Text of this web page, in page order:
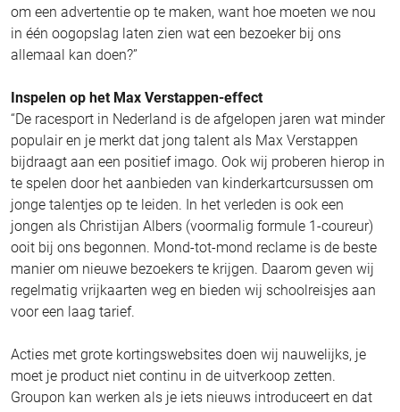
om een advertentie op te maken, want hoe moeten we nou
in één oogopslag laten zien wat een bezoeker bij ons
allemaal kan doen?”
Inspelen op het Max Verstappen-effect
“De racesport in Nederland is de afgelopen jaren wat minder
populair en je merkt dat jong talent als Max Verstappen
bijdraagt aan een positief imago. Ook wij proberen hierop in
te spelen door het aanbieden van kinderkartcursussen om
jonge talentjes op te leiden. In het verleden is ook een
jongen als Christijan Albers (voormalig formule 1-coureur)
ooit bij ons begonnen. Mond-tot-mond reclame is de beste
manier om nieuwe bezoekers te krijgen. Daarom geven wij
regelmatig vrijkaarten weg en bieden wij schoolreisjes aan
voor een laag tarief.
Acties met grote kortingswebsites doen wij nauwelijks, je
moet je product niet continu in de uitverkoop zetten.
Groupon kan werken als je iets nieuws introduceert en dat